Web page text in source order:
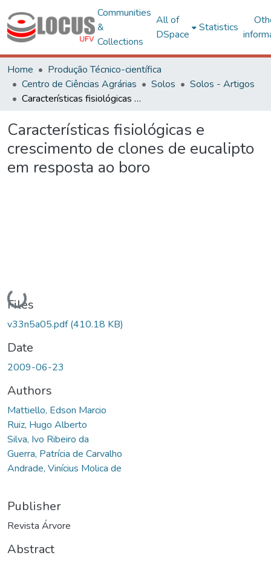
Communities
&
Collections
All of
DSpace
Statistics
Home
Produção Técnico-científica
Centro de Ciências Agrárias
Solos
Solos - Artigos
Características fisiológicas e crescimento de clones de eucalipto em resposta ao boro
Características fisiológicas e
crescimento de clones de eucalipto
em resposta ao boro
Loading...
Files
v33n5a05.pdf(410.18 KB)
Date
2009-06-23
Authors
Mattiello, Edson Marcio
Ruiz, Hugo Alberto
Silva, Ivo Ribeiro da
Guerra, Patrícia de Carvalho
Andrade, Vinícius Molica de
Publisher
Revista Árvore
Abstract